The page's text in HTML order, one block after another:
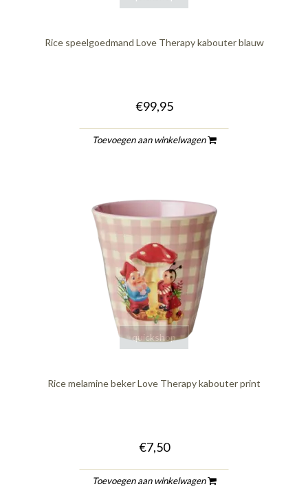
Rice speelgoedmand Love Therapy kabouter blauw
€99,95
Toevoegen aan winkelwagen
quickshop
Rice melamine beker Love Therapy kabouter print
€7,50
Toevoegen aan winkelwagen